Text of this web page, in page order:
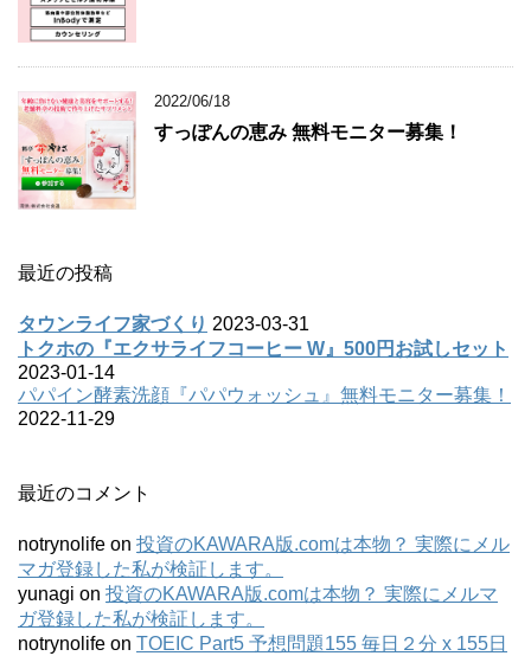
2022/06/18
すっぽんの恵み 無料モニター募集！
最近の投稿
タウンライフ家づくり 2023-03-31
トクホの『エクサライフコーヒー W』500円お試しセット
2023-01-14
パパイン酵素洗顔『パパウォッシュ』無料モニター募集！
2022-11-29
最近のコメント
notrynolife on 投資のKAWARA版.comは本物？ 実際にメル
マガ登録した私が検証します。
yunagi on 投資のKAWARA版.comは本物？ 実際にメルマ
ガ登録した私が検証します。
notrynolife on TOEIC Part5 予想問題155 毎日２分 x 155日